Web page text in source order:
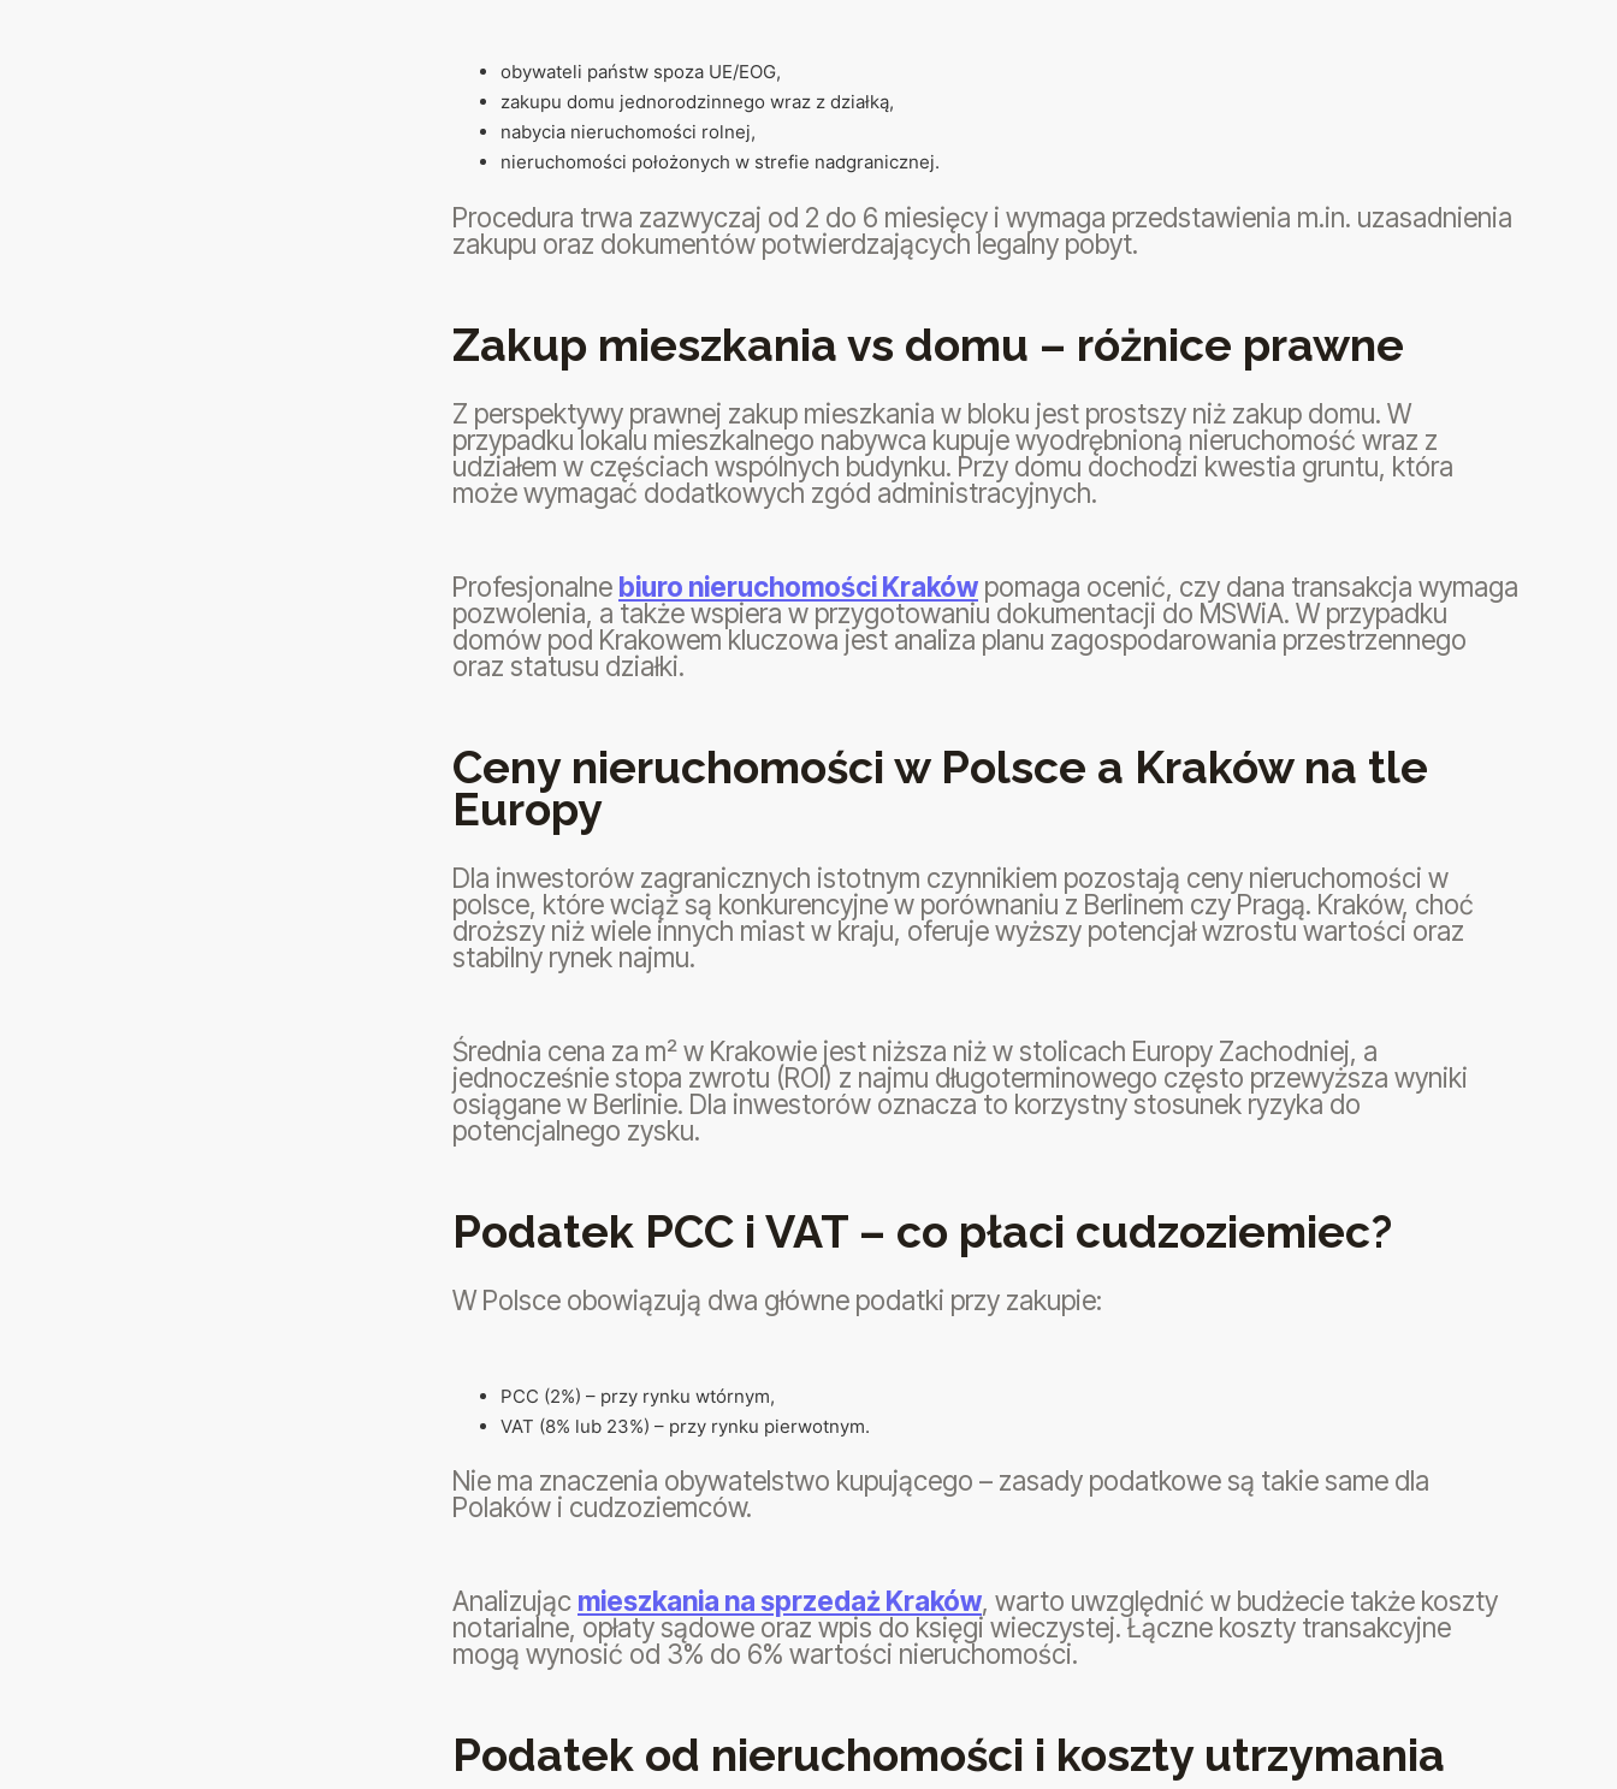
obywateli państw spoza UE/EOG,
zakupu domu jednorodzinnego wraz z działką,
nabycia nieruchomości rolnej,
nieruchomości położonych w strefie nadgranicznej.
Procedura trwa zazwyczaj od 2 do 6 miesięcy i wymaga przedstawienia m.in. uzasadnienia
zakupu oraz dokumentów potwierdzających legalny pobyt.
Zakup mieszkania vs domu – różnice prawne
Z perspektywy prawnej zakup mieszkania w bloku jest prostszy niż zakup domu. W
przypadku lokalu mieszkalnego nabywca kupuje wyodrębnioną nieruchomość wraz z
udziałem w częściach wspólnych budynku. Przy domu dochodzi kwestia gruntu, która
może wymagać dodatkowych zgód administracyjnych.
Profesjonalne biuro nieruchomości Kraków pomaga ocenić, czy dana transakcja wymaga
pozwolenia, a także wspiera w przygotowaniu dokumentacji do MSWiA. W przypadku
domów pod Krakowem kluczowa jest analiza planu zagospodarowania przestrzennego
oraz statusu działki.
Ceny nieruchomości w Polsce a Kraków na tle
Europy
Dla inwestorów zagranicznych istotnym czynnikiem pozostają ceny nieruchomości w
polsce, które wciąż są konkurencyjne w porównaniu z Berlinem czy Pragą. Kraków, choć
droższy niż wiele innych miast w kraju, oferuje wyższy potencjał wzrostu wartości oraz
stabilny rynek najmu.
Średnia cena za m² w Krakowie jest niższa niż w stolicach Europy Zachodniej, a
jednocześnie stopa zwrotu (ROI) z najmu długoterminowego często przewyższa wyniki
osiągane w Berlinie. Dla inwestorów oznacza to korzystny stosunek ryzyka do
potencjalnego zysku.
Podatek PCC i VAT – co płaci cudzoziemiec?
W Polsce obowiązują dwa główne podatki przy zakupie:
PCC (2%) – przy rynku wtórnym,
VAT (8% lub 23%) – przy rynku pierwotnym.
Nie ma znaczenia obywatelstwo kupującego – zasady podatkowe są takie same dla
Polaków i cudzoziemców.
Analizując mieszkania na sprzedaż Kraków, warto uwzględnić w budżecie także koszty
notarialne, opłaty sądowe oraz wpis do księgi wieczystej. Łączne koszty transakcyjne
mogą wynosić od 3% do 6% wartości nieruchomości.
Podatek od nieruchomości i koszty utrzymania